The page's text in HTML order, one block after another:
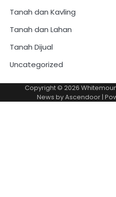
Tanah dan Kavling
Tanah dan Lahan
Tanah Dijual
Uncategorized
Copyright © 2026
News byAscendoor|